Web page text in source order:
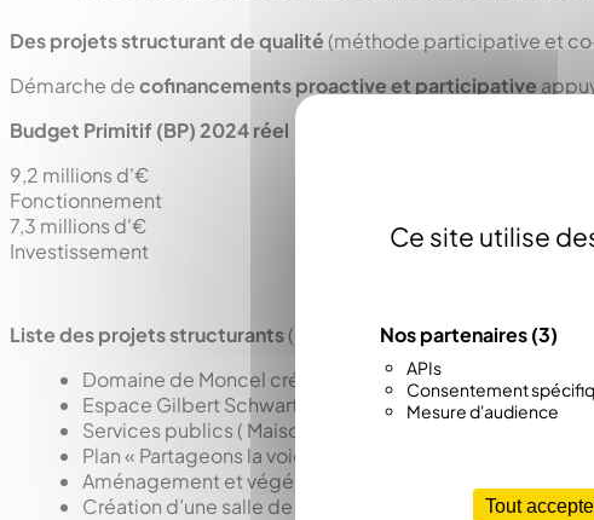
Ce site utilise
Nos partenaires(3)
APIs
Consentement
Mesure d'audience
Tout
Des projets structurant de qualité(méthode participative et
Démarche decofinancements proactive et participative
Budget Primitif (BP) 2024 réel
9,2 millions d'€
Fonctionnement
7,3 millions d'€
Investissement
Liste des projets structurants(investissements – en cours) :
Domaine de Moncel création d’un tiers lieu citoyen,
Espace Gilbert Schwartz
Services publics ( Maison France Service),
Plan « Partageons la voie » : plan vélo, nouvel
Aménagement et végétalisation des cours d’écoles /
Création d’une salle de Gym/Judo